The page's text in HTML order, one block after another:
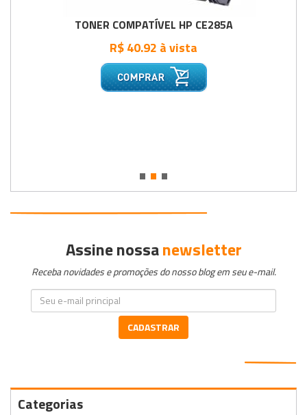
TONER COMPATÍVEL HP CE285A
R$ 40.92 à vista
•••
Assine nossanewsletter
Receba novidades e promoções do nosso blog em seu e-mail.
CADASTRAR
Categorias